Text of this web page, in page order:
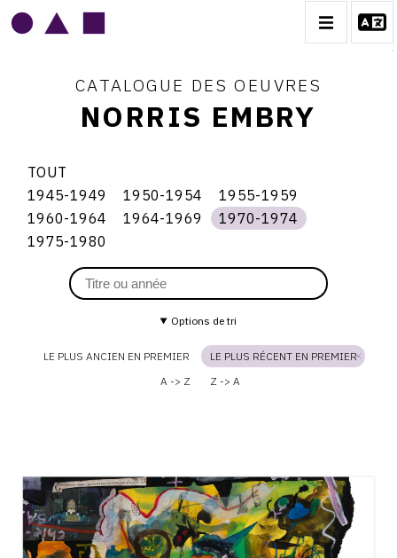
BIOGRAPHIE
CATALOGUE DES OEUVRES
1950-1954
1955-1959
1960-1964
1964-1969
1970-1974
CATALOGUE DES OEUVRES
NORRIS EMBRY
1970-
1974
TOUT
Thème
du
catalogue
1945-
1949
1945-1949
1950-
1954
1950-1954
1955-
1959
1955-1959
1960-
1964
1960-1964
1964-
1964-1969
1970-
1970-1974
1975-
1975-1980
Options de tri
LE PLUS ANCIEN EN PREMIER
LE PLUS RÉCENT EN PREMIER
A -> Z
Z -> A
Norris
Embry,
A
Propos
Abandonment